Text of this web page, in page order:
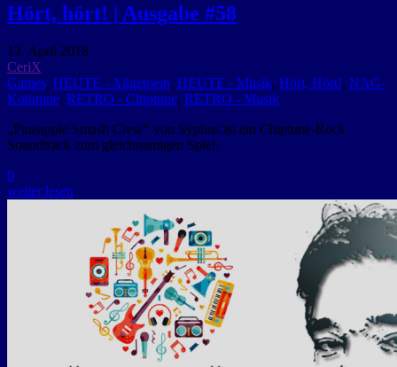
Hört, hört! | Ausgabe #58
13. April 2018
CeriX
Games, HEUTE - Allgemein, HEUTE - Musik, Hört, Hört!, NAG-
Kolumne, RETRO - Chiptune, RETRO - Musik
„Pineapple Smash Crew“ von Syphus ist ein Chiptune-Rock
Soundtrack zum gleichnamigen Spiel.
0
weiter lesen